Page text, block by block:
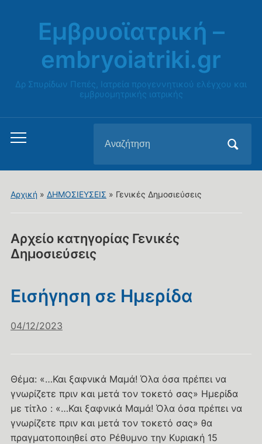
Εμβρυοϊατρική –
embryoiatriki.gr
Δρ Σπυρίδων Πεπές, Ιατρεία προγεννητικού ελέγχου και
εμβρυομητρικής ιατρικής
Εναλλαγή
μενού
για
για:
Αρχική » ΔΗΜΟΣΙΕΥΣΕΙΣ » Γενικές Δημοσιεύσεις
Αρχείο κατηγορίας Γενικές
Δημοσιεύσεις
Εισήγηση σε Ημερίδα
04/12/2023
Θέμα: «…Και ξαφνικά Μαμά! Όλα όσα πρέπει να
γνωρίζετε πριν και μετά τον τοκετό σας» Ημερίδα
με τίτλο : «…Και ξαφνικά Μαμά! Όλα όσα πρέπει να
γνωρίζετε πριν και μετά τον τοκετό σας» θα
πραγματοποιηθεί στο Ρέθυμνο την Κυριακή 15